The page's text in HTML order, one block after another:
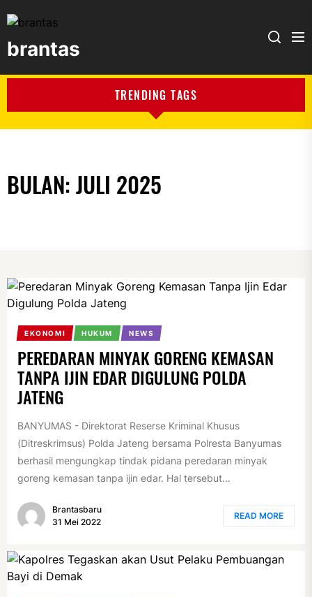
brantas
TRENDING TAGS
BULAN:JULI 2025
EKONOMI HUKUM NEWS
PEREDARAN MINYAK GORENG KEMASAN
TANPA IJIN EDAR DIGULUNG POLDA
JATENG
BANYUMAS - Direktorat Reserse Kriminal Khusus
(Ditreskrimsus) Polda Jateng bersama Polresta Banyumas
berhasil mengungkap tindak pidana peredaran minyak
goreng kemasan tanpa ijin edar. Hal tersebut...
Brantasbaru
31 Mei 2022
READ MORE